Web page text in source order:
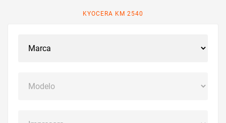
KYOCERA KM 2540